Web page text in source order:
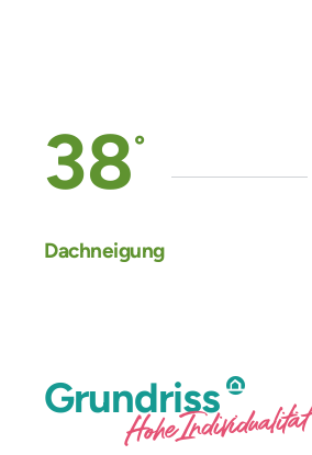
38°
Dachneigung
Grundriss
Hohe Individualität